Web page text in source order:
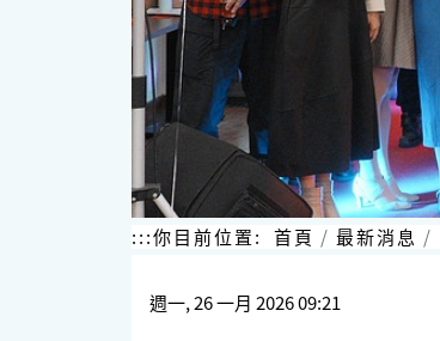
:::你目前位置: 首頁 最新消息
週一, 26 一月 2026 09:21